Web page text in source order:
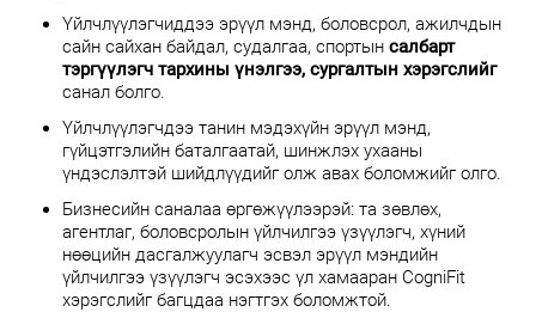
Үйлчлүүлэгчиддээ эрүүл мэнд, боловсрол, ажилчдын
сайн сайхан байдал, судалгаа, спортынсалбарт
тэргүүлэгч тархины үнэлгээ, сургалтын хэрэгслийг
санал болго.
Үйлчлүүлэгчдээ танин мэдэхүйн эрүүл мэнд,
гүйцэтгэлийн баталгаатай, шинжлэх ухааны
үндэслэлтэй шийдлүүдийг олж авах боломжийг олго.
Бизнесийн саналаа өргөжүүлээрэй: та зөвлөх,
агентлаг, боловсролын үйлчилгээ үзүүлэгч, хүний
нөөцийн дасгалжуулагч эсвэл эрүүл мэндийн
үйлчилгээ үзүүлэгч эсэхээс үл хамааран CogniFit
хэрэгслийг багцдаа нэгтгэх боломжтой.